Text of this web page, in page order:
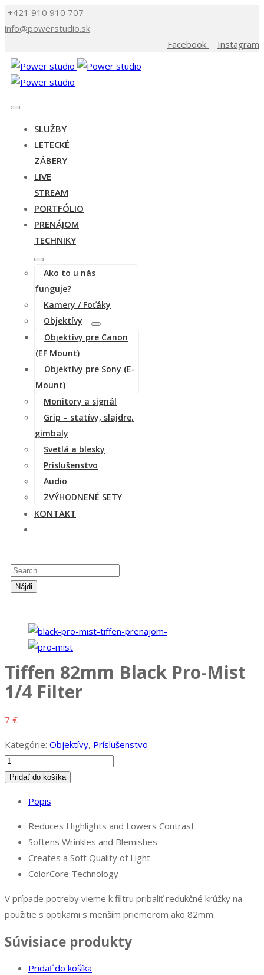
+421 910 910 707
info@powerstudio.sk
Facebook
Instagram
SLUŽBY
LETECKÉ
ZÁBERY
LIVE
STREAM
PORTFÓLIO
PRENÁJOM
TECHNIKY
Ako to u nás
funguje?
Kamery / Foťáky
Objektívy
Objektívy pre Canon
(EF Mount)
Objektívy pre Sony (E-
Mount)
Monitory a signál
Grip – statívy, slajdre,
gimbaly
Svetlá a blesky
Príslušenstvo
Audio
ZVÝHODNENÉ SETY
KONTAKT
Tiffen 82mm Black Pro-Mist
1/4 Filter
7 €
Kategórie: Objektívy, Príslušenstvo
množstvo
Tiffen
Pro-
Mist
Filter
Pridať do košíka
Popis
Reduces Highlights and Lowers Contrast
Softens Wrinkles and Blemishes
Creates a Soft Quality of Light
ColorCore Technology
V prípade potreby vieme k filtru pribaliť redukčné krúžky na
použitie s optikami s menším priemerom ako 82mm.
Súvisiace produkty
Pridať do košíka